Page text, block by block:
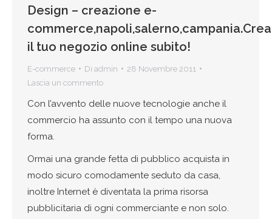
Design – creazione e-
commerce,napoli,salerno,campania.Crea
il tuo negozio online subito!
E-commerce Di admin
28 Novembre 2011
Lascia un commento
Con l’avvento delle nuove tecnologie anche il
commercio ha assunto con il tempo una nuova
forma.
Ormai una grande fetta di pubblico acquista in
modo sicuro comodamente seduto da casa,
inoltre Internet è diventata la prima risorsa
pubblicitaria di ogni commerciante e non solo.